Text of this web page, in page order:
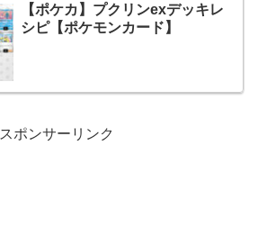
【ポケカ】プクリンexデッキレ
シピ【ポケモンカード】
スポンサーリンク